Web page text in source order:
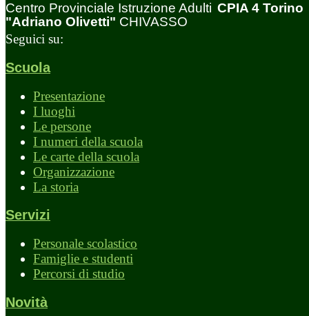
Centro Provinciale Istruzione Adulti CPIA 4 Torino
"Adriano Olivetti" CHIVASSO
Seguici su:
Scuola
Presentazione
I luoghi
Le persone
I numeri della scuola
Le carte della scuola
Organizzazione
La storia
Servizi
Personale scolastico
Famiglie e studenti
Percorsi di studio
Novità